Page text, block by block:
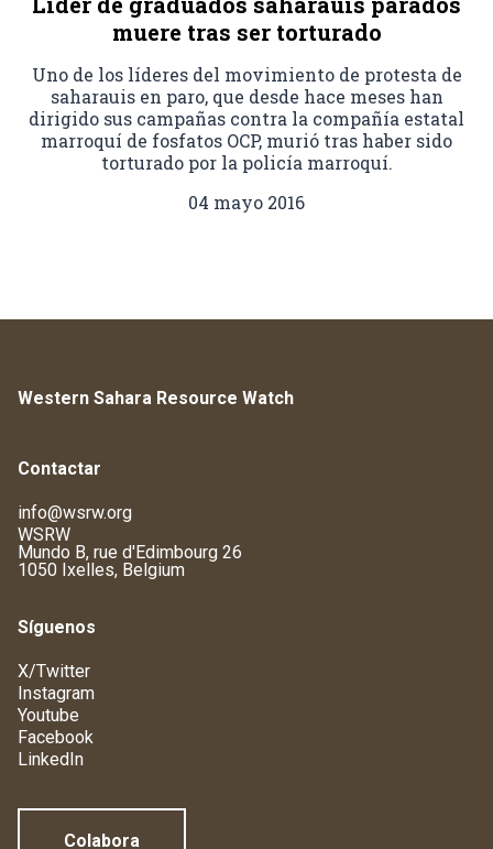
muere tras ser torturado
Uno de los líderes del movimiento de protesta de
saharauis en paro, que desde hace meses han
dirigido sus campañas contra la compañía estatal
marroquí de fosfatos OCP, murió tras haber sido
torturado por la policía marroquí.
04 mayo 2016
Western Sahara Resource Watch
Contactar
info@wsrw.org
WSRW
Mundo B, rue d'Edimbourg 26
1050 Ixelles, Belgium
Síguenos
X/Twitter
Instagram
Youtube
Facebook
LinkedIn
Colabora